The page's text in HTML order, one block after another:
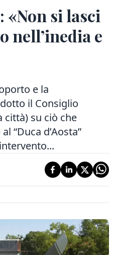
«Non si lasci
nell’inedia e
e la
il Consiglio
città) su ciò che
“Duca d’Aosta”